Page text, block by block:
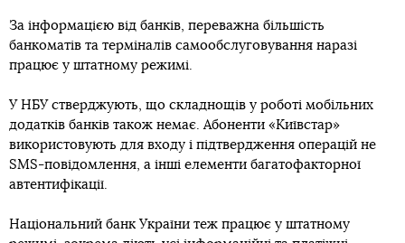
За інформацією від банків, переважна більшість
банкоматів та терміналів самообслуговування наразі
працює у штатному режимі.
У НБУ стверджують, що складнощів у роботі мобільних
додатків банків також немає. Абоненти «Київстар»
використовують для входу і підтвердження операцій не
SMS-повідомлення, а інші елементи багатофакторної
автентифікації.
Національний банк України теж працює у штатному